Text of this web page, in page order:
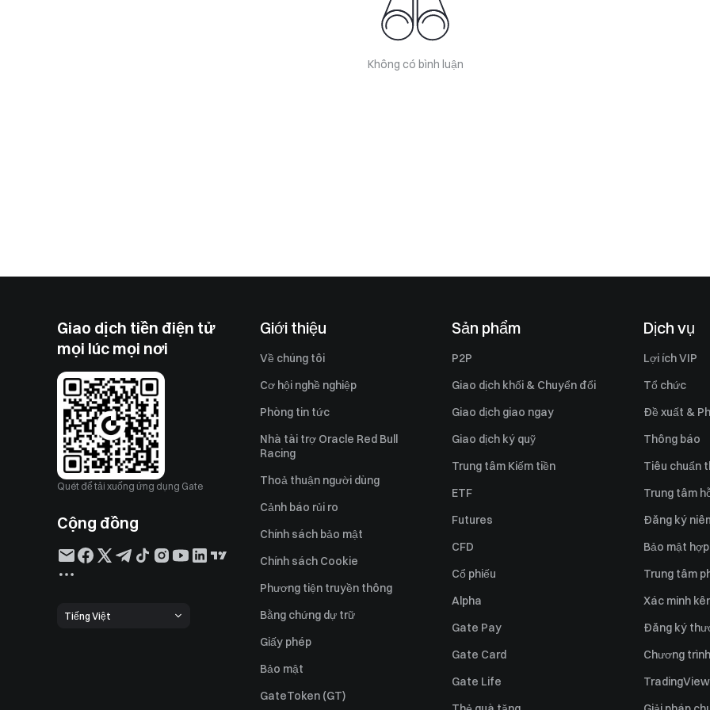
Không có bình luận
Giao dịch tiền điện tử
mọi lúc mọi nơi
Quét để tải xuống ứng dụng Gate
Cộng đồng
Tiếng Việt
Giới thiệu
Về chúng tôi
Cơ hội nghề nghiệp
Phòng tin tức
Nhà tài trợ Oracle Red Bull
Racing
Thoả thuận người dùng
Cảnh báo rủi ro
Chính sách bảo mật
Chính sách Cookie
Phương tiện truyền thông
Bằng chứng dự trữ
Giấy phép
Bảo mật
GateToken (GT)
Sản phẩm
P2P
Giao dịch khối & Chuyển đổi
Giao dịch giao ngay
Giao dịch ký quỹ
Trung tâm Kiếm tiền
ETF
Futures
CFD
Cổ phiếu
Alpha
Gate Pay
Gate Card
Gate Life
Dịch vụ
Lợi ích VIP
Tổ chức
Đề xuất &
Thông báo
Tiêu chuẩn
Trung tâm
Đăng ký
Bảo mật
Trung tâm
Xác minh
Đăng ký
Chương
TradingView